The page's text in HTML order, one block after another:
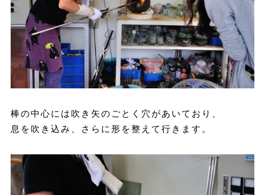
棒の中心には吹き矢のごとく穴があいており、
息を吹き込み、さらに形を整えて行きます。